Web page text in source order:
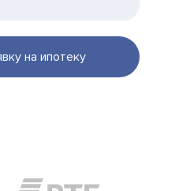
на ипотеку